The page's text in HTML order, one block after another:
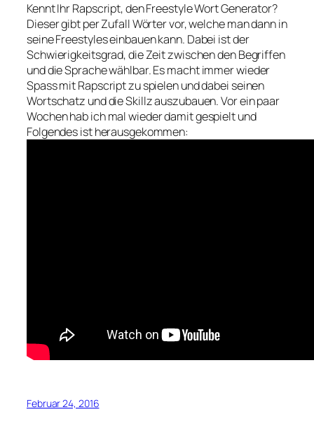
Kennt Ihr Rapscript, den Freestyle Wort Generator?
Dieser gibt per Zufall Wörter vor, welche man dann in
seine Freestyles einbauen kann. Dabei ist der
Schwierigkeitsgrad, die Zeit zwischen den Begriffen
und die Sprache wählbar. Es macht immer wieder
Spass mit Rapscript zu spielen und dabei seinen
Wortschatz und die Skillz auszubauen. Vor ein paar
Wochen hab ich mal wieder damit gespielt und
Folgendes ist herausgekommen:
Februar 24, 2016